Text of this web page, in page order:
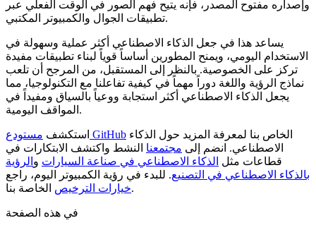
وإصداره مفتوح المصدر، فإنه يتيح فهم الصور في الوقت الفعلي عبر
تطبيقات الجوال والكمبيوتر المكتبي.
يساعد هذا في جعل الذكاء الاصطناعي أكثر عملية وسهولة في
الاستخدام اليومي، ويمنح المطورين أساساً قوياً لبناء تطبيقات مفيدة
تركز على الخصوصية. بالنظر إلى المستقبل، من المرجح أن تلعب
نماذج الرؤية واللغة دوراً مهماً في كيفية تفاعلنا مع التكنولوجيا، مما
يجعل الذكاء الاصطناعي أكثر استجابة ووعياً بالسياق ومفيداً في
المواقف اليومية.
استكشف مستودع GitHub
الاصطناعي. انضم إلى مجتمعنا النشط واكتشف الابتكارات في
قطاعات مثل الذكاء الاصطناعي في صناعة السيارات و الرؤية
بالذكاء الاصطناعي في التصنيع. للبدء في رؤية الكمبيوتر اليوم، راجع
خيارات الترخيصالخاصة بنا.
في هذه الصفحة